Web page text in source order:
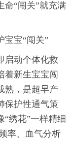
“闯关”就充满
宝宝“闯关”
动个体化救
着新生宝宝闯
熟，是超早产
保护性通气策
绣花”一样精细
率、血气分析